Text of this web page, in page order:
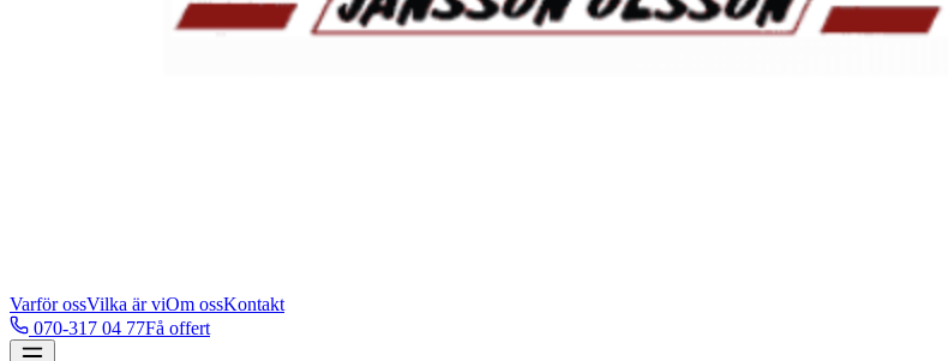
Varför ossVilka är viOm ossKontakt
070-317 04 77Få offert